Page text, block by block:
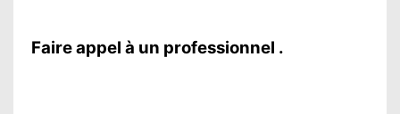
Faire appel à un professionnel .